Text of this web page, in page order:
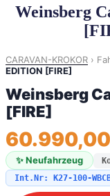
Weinsberg
CARAVAN-KROKOR ›
EDITION [FIRE]
Weinsberg
[FIRE]
✨ Neufahrzeug
Int.Nr: K27-100-